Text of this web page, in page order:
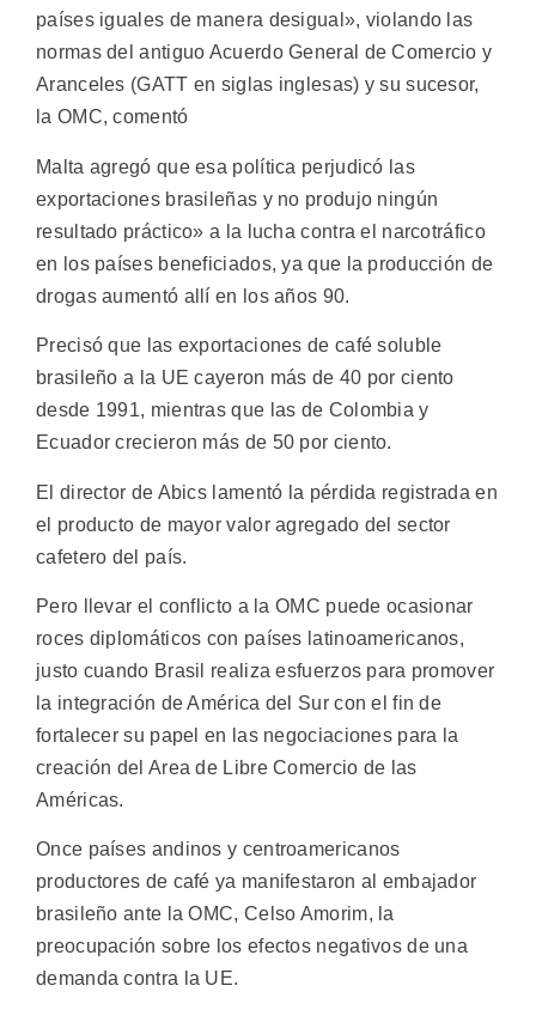
países iguales de manera desigual», violando las
normas del antiguo Acuerdo General de Comercio y
Aranceles (GATT en siglas inglesas) y su sucesor,
la OMC, comentó
Malta agregó que esa política perjudicó las
exportaciones brasileñas y no produjo ningún
resultado práctico» a la lucha contra el narcotráfico
en los países beneficiados, ya que la producción de
drogas aumentó allí en los años 90.
Precisó que las exportaciones de café soluble
brasileño a la UE cayeron más de 40 por ciento
desde 1991, mientras que las de Colombia y
Ecuador crecieron más de 50 por ciento.
El director de Abics lamentó la pérdida registrada en
el producto de mayor valor agregado del sector
cafetero del país.
Pero llevar el conflicto a la OMC puede ocasionar
roces diplomáticos con países latinoamericanos,
justo cuando Brasil realiza esfuerzos para promover
la integración de América del Sur con el fin de
fortalecer su papel en las negociaciones para la
creación del Area de Libre Comercio de las
Américas.
Once países andinos y centroamericanos
productores de café ya manifestaron al embajador
brasileño ante la OMC, Celso Amorim, la
preocupación sobre los efectos negativos de una
demanda contra la UE.